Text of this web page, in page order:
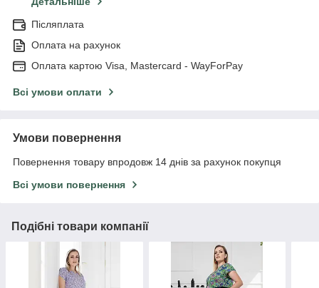
Післяплата
Оплата на рахунок
Оплата картою Visa, Mastercard - WayForPay
Всі умови оплати
Умови повернення
Повернення товару впродовж 14 днів за рахунок покупця
Всі умови повернення
Подібні товари компанії